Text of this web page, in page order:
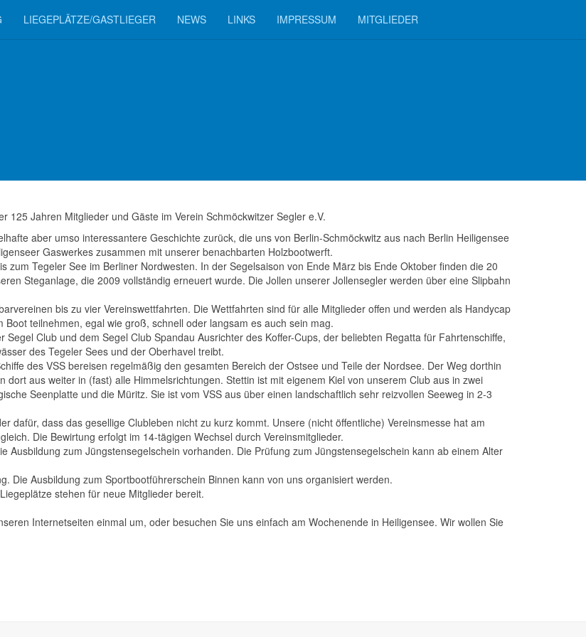
LIEGEPLÄTZE/GASTLIEGER NEWS LINKS IMPRESSUM MITGLIEDER
Jahren Mitglieder und Gäste im Verein Schmöckwitzer Segler e.V.
aber umso interessantere Geschichte zurück, die uns von Berlin-Schmöckwitz aus nach Berlin Heiligensee
Gaswerkes zusammen mit unserer benachbarten Holzbootwerft.
Tegeler See im Berliner Nordwesten. In der Segelsaison von Ende März bis Ende Oktober finden die 20
Steganlage, die 2009 vollständig erneuert wurde. Die Jollen unserer Jollensegler werden über eine Slipbahn
bis zu vier Vereinswettfahrten. Die Wettfahrten sind für alle Mitglieder offen und werden als Handycap
teilnehmen, egal wie groß, schnell oder langsam es auch sein mag.
Club und dem Segel Club Spandau Ausrichter des Koffer-Cups, der beliebten Regatta für Fahrtenschiffe,
des Tegeler Sees und der Oberhavel treibt.
des VSS bereisen regelmäßig den gesamten Bereich der Ostsee und Teile der Nordsee. Der Weg dorthin
aus weiter in (fast) alle Himmelsrichtungen. Stettin ist mit eigenem Kiel von unserem Club aus in zwei
Seenplatte und die Müritz. Sie ist vom VSS aus über einen landschaftlich sehr reizvollen Seeweg in 2-3
dafür, dass das gesellige Clubleben nicht zu kurz kommt. Unsere (nicht öffentliche) Vereinsmesse hat am
Die Bewirtung erfolgt im 14-tägigen Wechsel durch Vereinsmitglieder.
Ausbildung zum Jüngstensegelschein vorhanden. Die Prüfung zum Jüngstensegelschein kann ab einem Alter
Die Ausbildung zum Sportbootführerschein Binnen kann von uns organisiert werden.
stehen für neue Mitglieder bereit.
Internetseiten einmal um, oder besuchen Sie uns einfach am Wochenende in Heiligensee. Wir wollen Sie